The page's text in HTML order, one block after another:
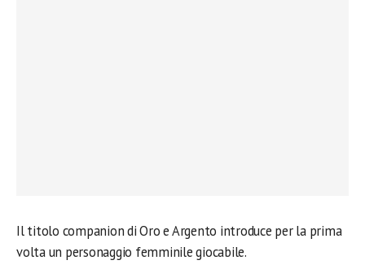
Il titolo companion di Oro e Argento introduce per la prima
volta un personaggio femminile giocabile.